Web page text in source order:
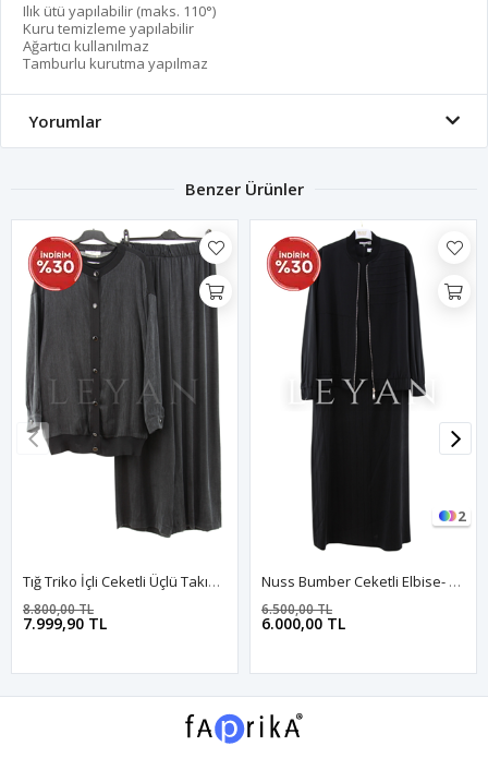
Ilık ütü yapılabilir (maks. 110°)
Kuru temizleme yapılabilir
Ağartıcı kullanılmaz
Tamburlu kurutma yapılmaz
Yorumlar
Benzer Ürünler
Tığ Triko İçli Ceketli Üçlü Takım- LYN03390 Siyah
7.999,90 TL
8.800,00 TL
2
Nuss Bumber Ceketli Elbise- LYN04263 Siyah
6.000,00 TL
6.500,00 TL